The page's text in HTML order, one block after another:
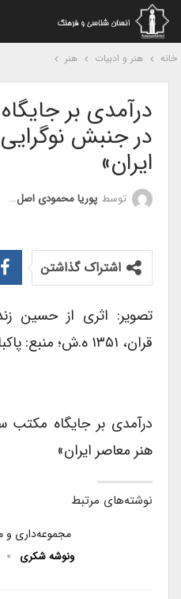
هنر و ادبیات هنر
درآمدی بر
در جنبش
ایران»
توسطپوریا محمودی اصل همدانی
اشتراک گذاشتن
تصویر: اثری از حسین
قران، ۱۳۵۱ ه.ش؛ منبع: پاکباز، ۱۳۸۰، ۷۱
درآمدی بر جایگاه مکتب
هنر معاصر ایران»
نوشته‌های مرتبط
مجموعه‌داری و
ونوشه شکری